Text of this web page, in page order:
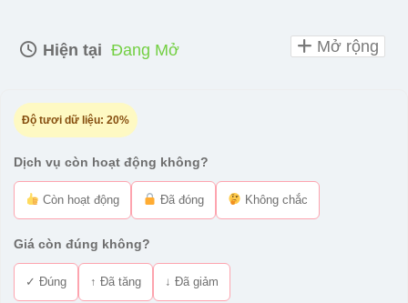
Hiện tại Đang Mở
Độ tươi dữ liệu: 20%
Dịch vụ còn hoạt động không?
Còn hoạt động Đã đóng Không chắc
Giá còn đúng không?
✓ Đúng ↑ Đã tăng ↓ Đã giảm
Mở rộng